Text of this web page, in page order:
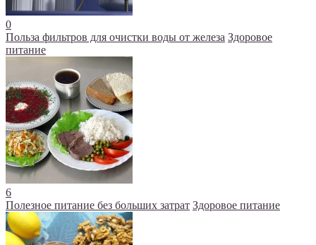
0
Польза фильтров для очистки воды от железа Здоровое
питание
6
Полезное питание без больших затрат Здоровое питание